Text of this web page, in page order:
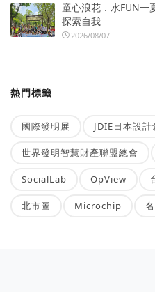
童心浪花．水FUN一
探索自我
2026/08/07
熱門標籤
國際發明展 JDIE日本設
世界發明智慧財產聯盟總會
SocialLab OpView
北市圖 Microchip